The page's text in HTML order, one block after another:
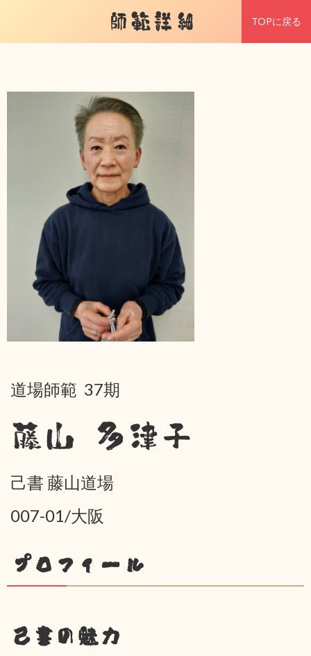
師範詳細 TOPに戻る
道場師範 37期
藤山 多津子
己書 藤山道場
007-01/大阪
プロフィール
己書の魅力